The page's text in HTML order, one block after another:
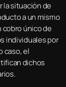
la situación de
a un mismo
cobro único de
individuales por
caso, el
dichos